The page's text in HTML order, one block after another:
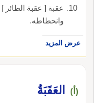
عقبة [ عقبة الطائر
وانحطاطه.
عرض المزيد
(أ) العَقَبَةُ